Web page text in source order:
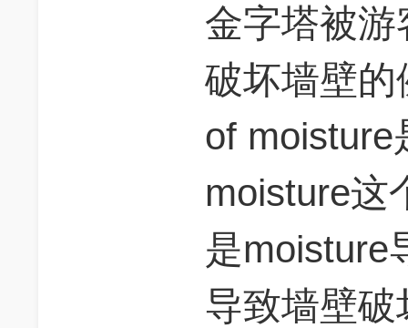
金字塔被
破坏墙壁的
of moisture
moisture这
是moisture
导致墙壁破